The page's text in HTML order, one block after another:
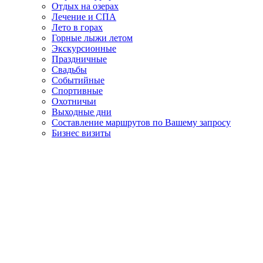
Отдых на озерах
Лечение и СПА
Лето в горах
Горные лыжи летом
Экскурсионные
Праздничные
Свадьбы
Событийные
Спортивные
Охотничьи
Выходные дни
Составление маршрутов по Вашему запросу
Бизнес визиты